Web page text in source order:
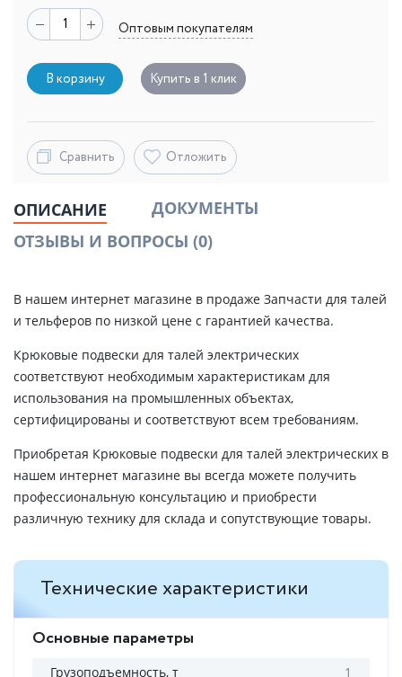
Оптовым покупателям
В корзину Купить в 1 клик
Сравнить Отложить
ОПИСАНИЕ
ДОКУМЕНТЫ
ОТЗЫВЫ И ВОПРОСЫ (0)
В нашем интернет магазине в продаже Запчасти для талей
и тельферов по низкой цене с гарантией качества.
Крюковые подвески для талей электрических
соответствуют необходимым характеристикам для
использования на промышленных объектах,
сертифицированы и соответствуют всем требованиям.
Приобретая Крюковые подвески для талей электрических в
нашем интернет магазине вы всегда можете получить
профессиональную консультацию и приобрести
различную технику для склада и сопутствующие товары.
Технические характеристики
Основные параметры
Грузоподъемность, т 1